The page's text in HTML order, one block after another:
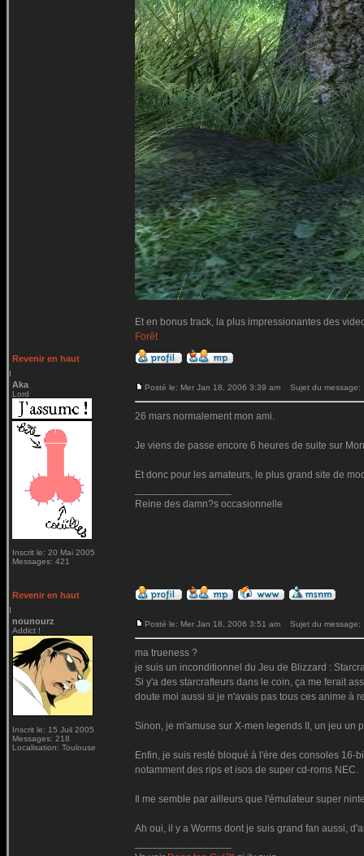
Et en bonus track, la plus impressionantes des
Forêt
Revenir en haut
Aka
Lord
Inscrit le: 20 Mai 2005
Messages: 421
Posté le: Mer Jan 18, 2006 3:39 am Sujet du message:
26 mars normalement mon ami.
Je viens de passe encore 6 heures de suite sur
Et donc pour les amateurs, le plus grand site de
Reine des damn?s occasionnelle
Revenir en haut
nounourz
Addict !
Inscrit le: 15 Juil 2005
Messages: 218
Localisation: Toulouse
Posté le: Mer Jan 18, 2006 3:51 am Sujet du message:
ma trueness ?
je suis un inconditionnel du Jeu de Blizzard :
Si y'a des starcrafteurs dans le coin, ça me ferait
doute moi aussi si je n'avais pas tous ces anime à
Sinon, je m'amuse sur X-men legends II, un jeu un
Enfin, je suis resté bloqué à l'ère des consoles 16-
notamment des rips et isos de super cd-roms NEC.
Il me semble par ailleurs que l'émulateur super
Ah oui, il y a Worms dont je suis grand fan aussi,